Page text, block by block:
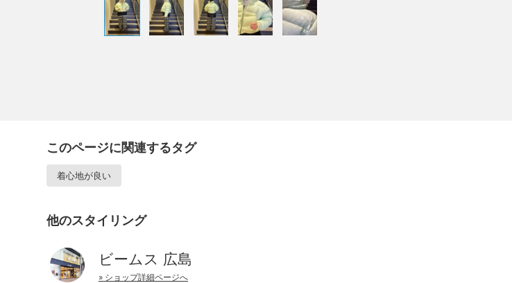
このページに関連するタグ
着心地が良い
他のスタイリング
ビームス 広島
» ショップ詳細ページへ